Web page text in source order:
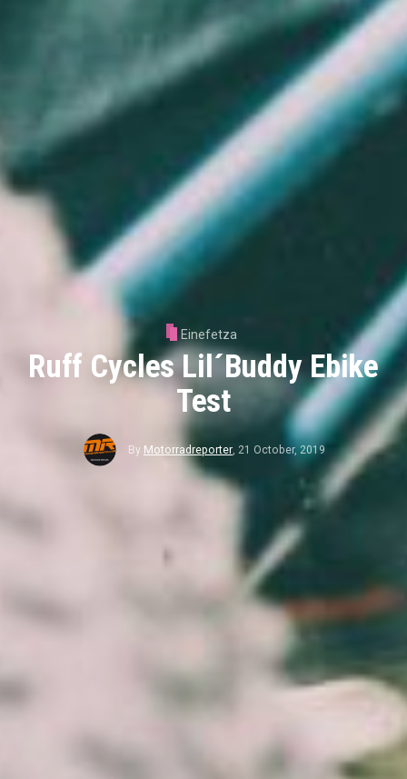
Einefetza
Ruff Cycles Lil´Buddy Ebike
Test
By Motorradreporter, 21 October, 2019